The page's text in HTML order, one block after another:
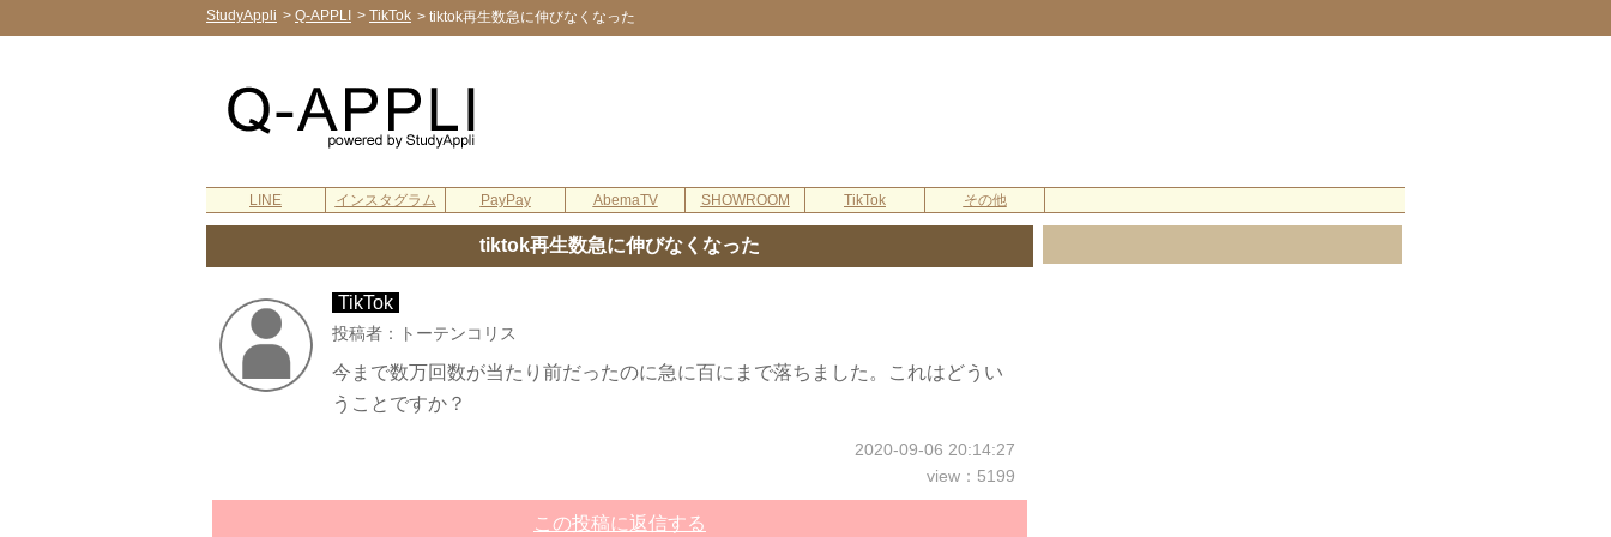
StudyAppli > Q-APPLI > TikTok > tiktok再生数急に伸びなくなった
LINE インスタグラム PayPay AbemaTV SHOWROOM TikTok その他
tiktok再生数急に伸びなくなった
TikTok
投稿者：トーテンコリス
今まで数万回数が当たり前だったのに急に百にまで落ちました。これはどうい
うことですか？
2020-09-06 20:14:27
view：5199
この投稿に返信する